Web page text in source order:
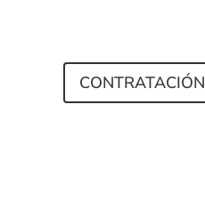
CONTRATACIÓN